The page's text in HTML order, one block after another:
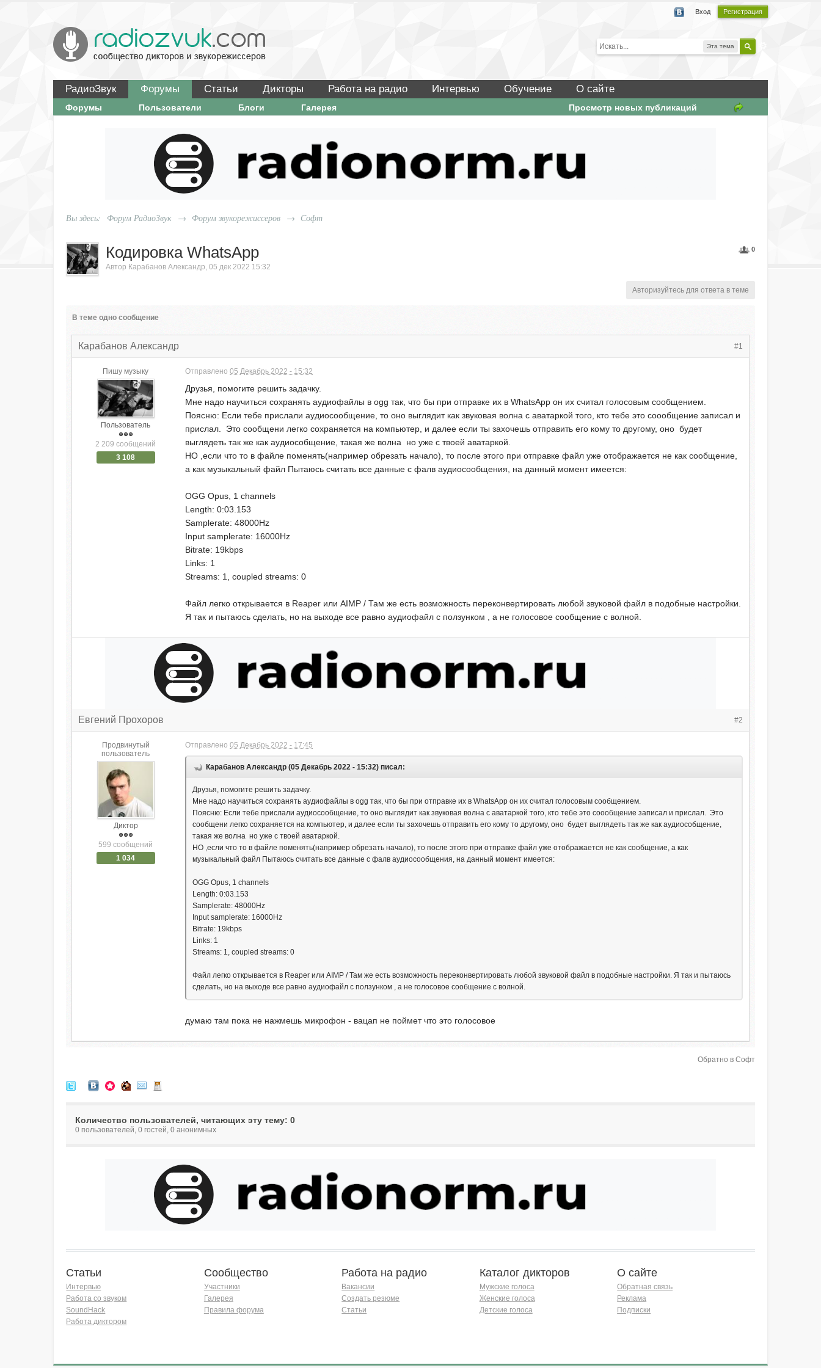
Вход Регистрация
Эта тема
РадиоЗвук Форумы Статьи Дикторы Работа на радио Интервью Обучение О сайте
Просмотр новых публикаций
Форумы Пользователи Блоги Галерея
Вы здесь: Форум РадиоЗвук → Форум звукорежиссеров → Софт
0
Кодировка WhatsApp
Автор Карабанов Александр,05 дек 2022 15:32
Авторизуйтесь для ответа в теме
В теме одно сообщение
#1
Карабанов Александр
Пишу музыку
Пользователь
2 209 сообщений
3 108
Отправлено05 Декабрь 2022 - 15:32
Друзья, помогите решить задачку.
Мне надо научиться сохранять аудиофайлы в ogg так, что бы при отправке их в WhatsApp он их считал голосовым сообщением.
Поясню: Если тебе прислали аудиосообщение, то оно выглядит как звуковая волна с аватаркой того, кто тебе это соообщение записал и
прислал. Это сообщени легко сохраняется на компьютер, и далее если ты захочешь отправить его кому то другому, оно будет
выглядеть так же как аудиособщение, такая же волна но уже с твоей аватаркой.
НО ,если что то в файле поменять(например обрезать начало), то после этого при отправке файл уже отображается не как сообщение,
а как музыкальный файл Пытаюсь считать все данные с фалв аудиосообщения, на данный момент имеется:
OGG Opus, 1 channels
Length: 0:03.153
Samplerate: 48000Hz
Input samplerate: 16000Hz
Bitrate: 19kbps
Links: 1
Streams: 1, coupled streams: 0
Файл легко открывается в Reaper или AIMP / Там же есть возможность переконвертировать любой звуковой файл в подобные настройки.
Я так и пытаюсь сделать, но на выходе все равно аудиофайл с ползунком , а не голосовое сообщение с волной.
#2
Евгений Прохоров
Продвинутый
пользователь
Диктор
599 сообщений
1 034
Отправлено05 Декабрь 2022 - 17:45
Карабанов Александр (05 Декабрь 2022 - 15:32) писал:
Друзья, помогите решить задачку.
Мне надо научиться сохранять аудиофайлы в ogg так, что бы при отправке их в WhatsApp он их считал голосовым сообщением.
Поясню: Если тебе прислали аудиосообщение, то оно выглядит как звуковая волна с аватаркой того, кто тебе это соообщение записал и прислал. Это
сообщени легко сохраняется на компьютер, и далее если ты захочешь отправить его кому то другому, оно будет выглядеть так же как аудиособщение,
такая же волна но уже с твоей аватаркой.
НО ,если что то в файле поменять(например обрезать начало), то после этого при отправке файл уже отображается не как сообщение, а как
музыкальный файл Пытаюсь считать все данные с фалв аудиосообщения, на данный момент имеется:
OGG Opus, 1 channels
Length: 0:03.153
Samplerate: 48000Hz
Input samplerate: 16000Hz
Bitrate: 19kbps
Links: 1
Streams: 1, coupled streams: 0
Файл легко открывается в Reaper или AIMP / Там же есть возможность переконвертировать любой звуковой файл в подобные настройки. Я так и пытаюсь
сделать, но на выходе все равно аудиофайл с ползунком , а не голосовое сообщение с волной.
думаю там пока не нажмешь микрофон - вацап не поймет что это голосовое
Обратно в Софт
Количество пользователей, читающих эту тему: 0
0 пользователей, 0 гостей, 0 анонимных
Статьи
Интервью
Работа со звуком
SoundHack
Работа диктором
Сообщество
Участники
Галерея
Правила форума
Работа на радио
Вакансии
Создать резюме
Статьи
Каталог дикторов
Мужские голоса
Женские голоса
Детские голоса
О сайте
Обратная связь
Реклама
Подписки